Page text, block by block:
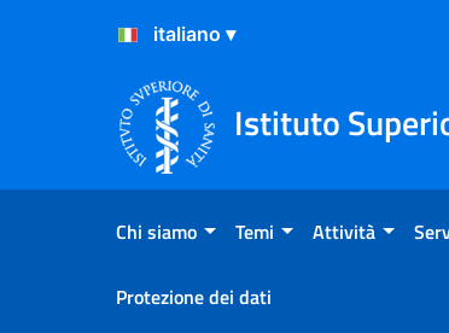
Salta al Contenuto
Salta al Footer
Istituto
Chi siamo Temi Attività
Protezione dei dati